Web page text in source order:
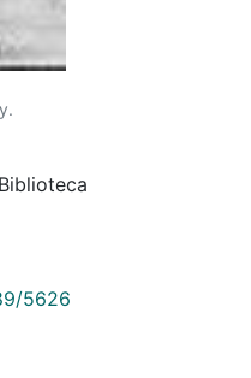
5626